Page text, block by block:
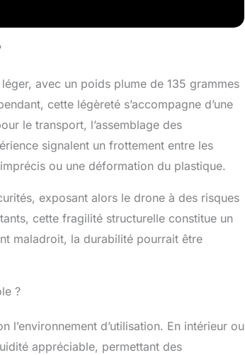
avec un poids plume de 135 grammes
cette légèreté s’accompagne d’une
le transport, l’assemblage des
signalent un frottement entre les
ou une déformation du plastique.
exposant alors le drone à des risques
cette fragilité structurelle constitue un
maladroit, la durabilité pourrait être
?
l’environnement d’utilisation. En intérieur ou
appréciable, permettant des